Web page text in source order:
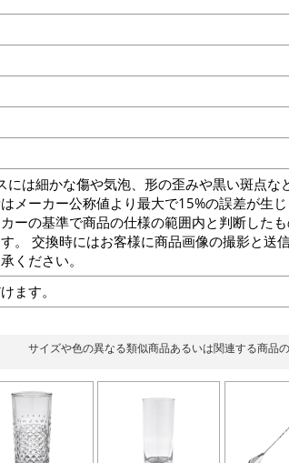
には細かな傷や気泡、形の歪みや黒い斑点な
メーカー公称値より最大で15%の誤差が生
ーの基準で商品の仕様の範囲内と判断した
。 交換時にはお客様に商品画像の撮影と送
ください。
ます。
サイズや色の異なる類似商品あるいは関連する商品